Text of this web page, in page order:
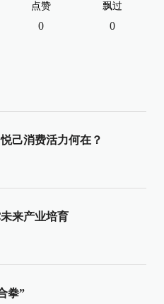
点赞
0
飘过
0
己消费活力何在？
来产业培育
拳”